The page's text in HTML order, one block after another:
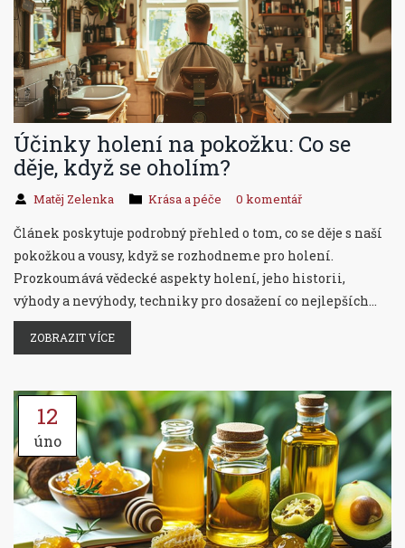
Účinky holení na pokožku: Co se
děje, když se oholím?
Matěj Zelenka Krása a péče 0 komentář
Článek poskytuje podrobný přehled o tom, co se děje s naší
pokožkou a vousy, když se rozhodneme pro holení.
Prozkoumává vědecké aspekty holení, jeho historii,
výhody a nevýhody, techniky pro dosažení co nejlepších
výsledků, a také se zabývá mýty spojenými s holením.
Poskytuje užitečné tipy a rady, jak se správně holicí
problémům spojeným s holením.
ZOBRAZIT VÍCE
12
úno